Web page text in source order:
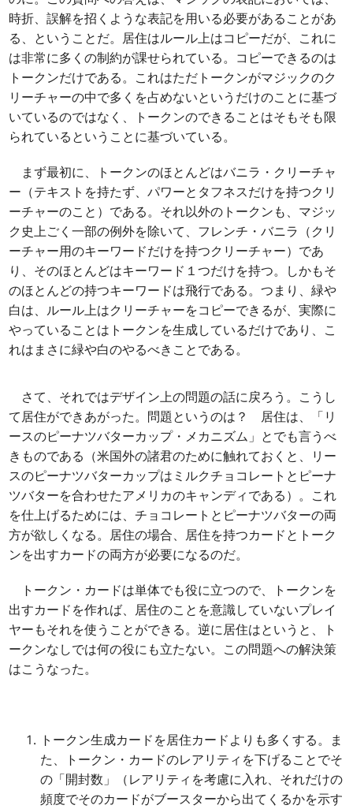
時折、誤解を招くような表記を用いる必要があることがあ
る、ということだ。居住はルール上はコピーだが、これに
は非常に多くの制約が課せられている。コピーできるのは
トークンだけである。これはただトークンがマジックのク
リーチャーの中で多くを占めないというだけのことに基づ
いているのではなく、トークンのできることはそもそも限
られているということに基づいている。
まず最初に、トークンのほとんどはバニラ・クリーチャ
ー（テキストを持たず、パワーとタフネスだけを持つクリ
ーチャーのこと）である。それ以外のトークンも、マジッ
ク史上ごく一部の例外を除いて、フレンチ・バニラ（クリ
ーチャー用のキーワードだけを持つクリーチャー）であ
り、そのほとんどはキーワード１つだけを持つ。しかもそ
のほとんどの持つキーワードは飛行である。つまり、緑や
白は、ルール上はクリーチャーをコピーできるが、実際に
やっていることはトークンを生成しているだけであり、こ
れはまさに緑や白のやるべきことである。
さて、それではデザイン上の問題の話に戻ろう。こうし
て居住ができあがった。問題というのは？ 居住は、「リ
ースのピーナツバターカップ・メカニズム」とでも言うべ
きものである（米国外の諸君のために触れておくと、リー
スのピーナツバターカップはミルクチョコレートとピーナ
ツバターを合わせたアメリカのキャンディである）。これ
を仕上げるためには、チョコレートとピーナツバターの両
方が欲しくなる。居住の場合、居住を持つカードとトーク
ンを出すカードの両方が必要になるのだ。
トークン・カードは単体でも役に立つので、トークンを
出すカードを作れば、居住のことを意識していないプレイ
ヤーもそれを使うことができる。逆に居住はというと、ト
ークンなしでは何の役にも立たない。この問題への解決策
はこうなった。
トークン生成カードを居住カードよりも多くする。ま
た、トークン・カードのレアリティを下げることでそ
の「開封数」（レアリティを考慮に入れ、それだけの
頻度でそのカードがブースターから出てくるかを示す